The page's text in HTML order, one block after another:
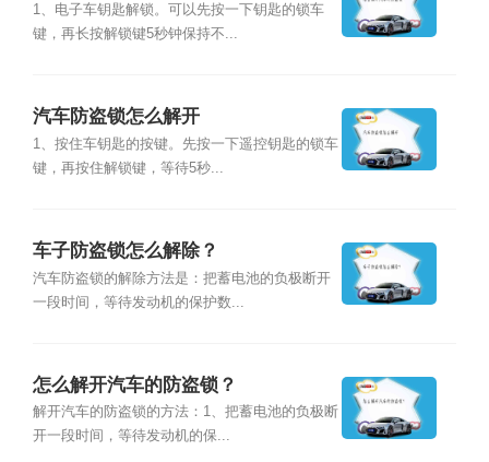
1、电子车钥匙解锁。可以先按一下钥匙的锁车
键，再长按解锁键5秒钟保持不...
汽车防盗锁怎么解开
1、按住车钥匙的按键。先按一下遥控钥匙的锁车
键，再按住解锁键，等待5秒...
车子防盗锁怎么解除？
汽车防盗锁的解除方法是：把蓄电池的负极断开
一段时间，等待发动机的保护数...
怎么解开汽车的防盗锁？
解开汽车的防盗锁的方法：1、把蓄电池的负极断
开一段时间，等待发动机的保...